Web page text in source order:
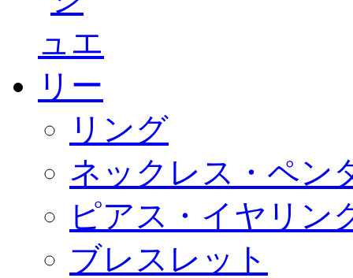
リング
ネックレス・ペン
ピアス・イヤリン
ブレスレット